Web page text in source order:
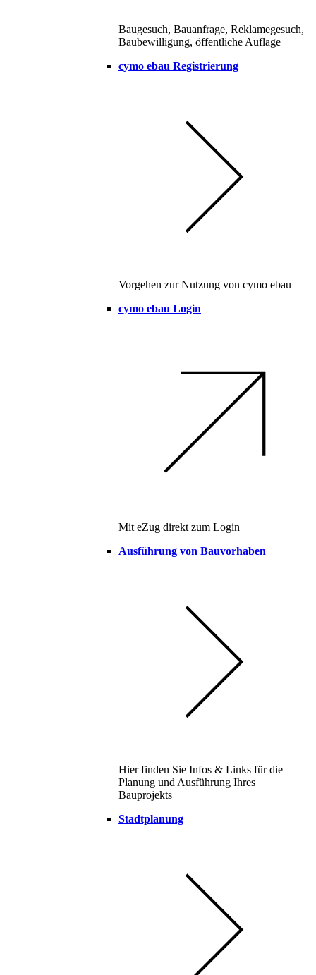
Baugesuch, Bauanfrage, Reklamegesuch,
Baubewilligung, öffentliche Auflage
cymo ebau Registrierung
Vorgehen zur Nutzung von cymo ebau
cymo ebau Login
Mit eZug direkt zum Login
Ausführung von Bauvorhaben
Hier finden Sie Infos & Links für die
Planung und Ausführung Ihres
Bauprojekts
Stadtplanung